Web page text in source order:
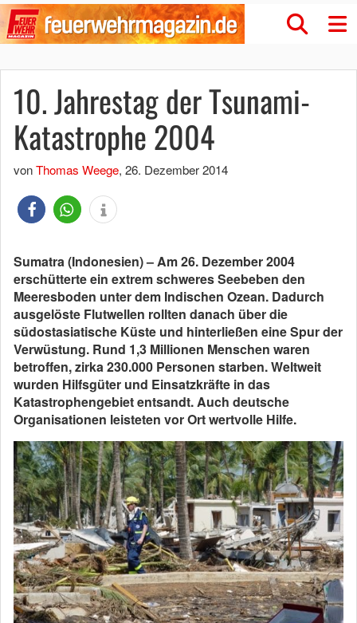
10. Jahrestag der Tsunami-
Katastrophe 2004
vonThomas Weege, 26. Dezember 2014
Sumatra (Indonesien) – Am 26. Dezember 2004
erschütterte ein extrem schweres Seebeben den
Meeresboden unter dem Indischen Ozean. Dadurch
ausgelöste Flutwellen rollten danach über die
südostasiatische Küste und hinterließen eine Spur der
Verwüstung. Rund 1,3 Millionen Menschen waren
betroffen, zirka 230.000 Personen starben. Weltweit
wurden Hilfsgüter und Einsatzkräfte in das
Katastrophengebiet entsandt. Auch deutsche
Organisationen leisteten vor Ort wertvolle Hilfe.